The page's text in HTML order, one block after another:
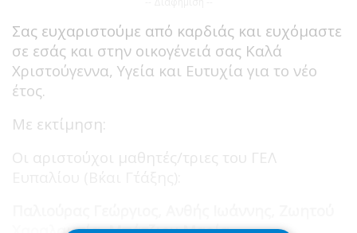
Σας ευχαριστούμε από καρδιάς και ευχόμαστε
σε εσάς και στην οικογένειά σας Καλά
Χριστούγεννα, Υγεία και Ευτυχία για το νέο
έτος.
Με εκτίμηση:
Οι αριστούχοι μαθητές/τριες του ΓΕΛ